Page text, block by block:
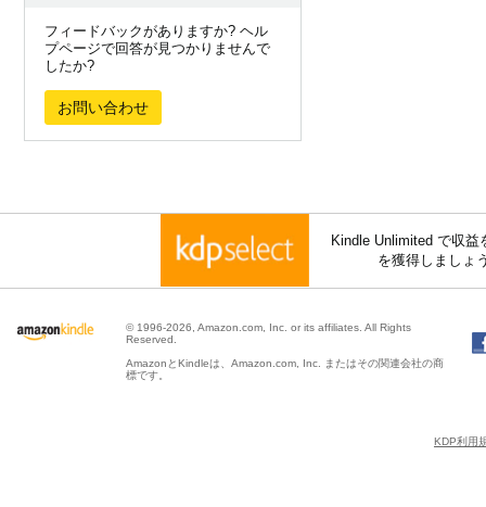
フィードバックがありますか? ヘル
プページで回答が見つかりませんで
したか?
お問い合わせ
Kindle Unlimited で収
を獲得しましょ
© 1996-2026, Amazon.com, Inc. or its affiliates. All Rights
Reserved.
AmazonとKindleは、Amazon.com, Inc. またはその関連会社の商
標です。
KDP利用